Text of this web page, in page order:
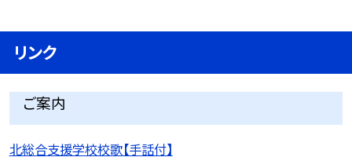
リンク
ご案内
北総合支援学校校歌【手話付】